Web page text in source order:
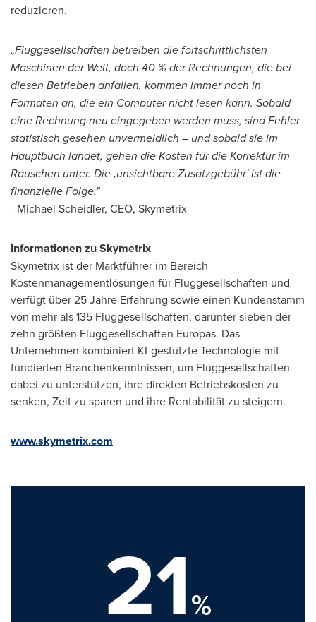
reduzieren.
„Fluggesellschaften betreiben die fortschrittlichsten
Maschinen der Welt, doch 40 % der Rechnungen, die bei
diesen Betrieben anfallen, kommen immer noch in
Formaten an, die ein Computer nicht lesen kann. Sobald
eine Rechnung neu eingegeben werden muss, sind Fehler
statistisch gesehen unvermeidlich – und sobald sie im
Hauptbuch landet, gehen die Kosten für die Korrektur im
Rauschen unter. Die ‚unsichtbare Zusatzgebühr' ist die
finanzielle Folge."
- Michael Scheidler, CEO, Skymetrix
Informationen zu Skymetrix
Skymetrix ist der Marktführer im Bereich
Kostenmanagementlösungen für Fluggesellschaften und
verfügt über 25 Jahre Erfahrung sowie einen Kundenstamm
von mehr als 135 Fluggesellschaften, darunter sieben der
zehn größten Fluggesellschaften Europas. Das
Unternehmen kombiniert KI-gestützte Technologie mit
fundierten Branchenkenntnissen, um Fluggesellschaften
dabei zu unterstützen, ihre direkten Betriebskosten zu
senken, Zeit zu sparen und ihre Rentabilität zu steigern.
www.skymetrix.com
21%